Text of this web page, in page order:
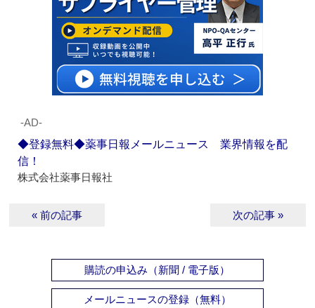
‐AD‐
◆登録無料◆薬事日報メールニュース 業界情報を配
信！
株式会社薬事日報社
« 前の記事 次の記事 »
購読の申込み（新聞 / 電子版）
メールニュースの登録（無料）